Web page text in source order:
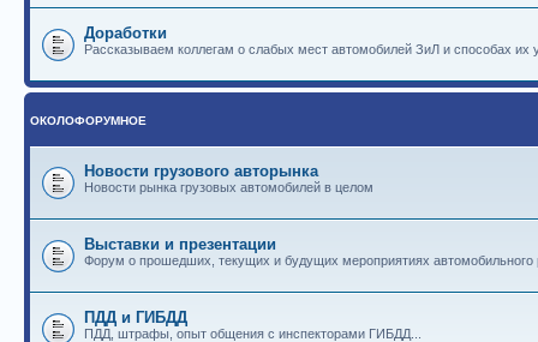
Доработки
Рассказываем коллегам о слабых мест автомобилей ЗиЛ и способах их
ОКОЛОФОРУМНОЕ
Новости грузового авторынка
Новости рынка грузовых автомобилей в целом
Выставки и презентации
Форум о прошедших, текущих и будущих мероприятиях автомобильного
ПДД и ГИБДД
ПДД, штрафы, опыт общения с инспекторами ГИБДД...